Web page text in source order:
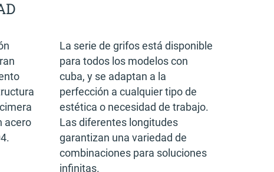
acero
La serie de grifos está disponible
para todos los modelos con
cuba, y se adaptan a la
perfección a cualquier tipo de
estética o necesidad de trabajo.
Las diferentes longitudes
garantizan una variedad de
combinaciones para soluciones
infinitas.